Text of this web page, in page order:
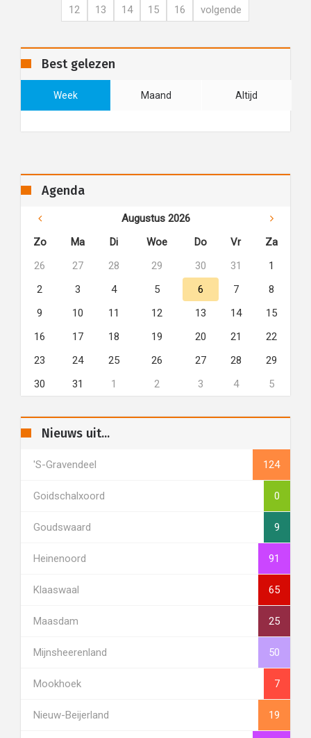
12 13 14 15 16 volgende
Best gelezen
Week Maand Altijd
Agenda
Augustus 2026
Zo
Ma Di Woe Do Vr
Za
26
27 28 29 30 31
1
2
3 4 5 6 7
8
9
10 11 12 13 14
15
16
17 18 19 20 21
22
23
24 25 26 27 28
29
30
31 1 2 3 4 5
Nieuws uit...
's-Gravendeel 124
Goidschalxoord 0
Goudswaard 9
Heinenoord 91
Klaaswaal 65
Maasdam 25
Mijnsheerenland 50
Mookhoek 7
Nieuw-Beijerland 19